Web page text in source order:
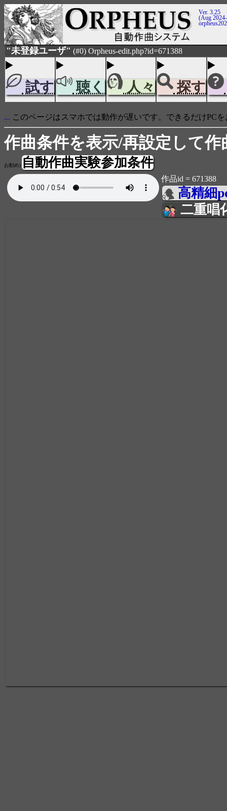
Ver. 3.25
(Aug
"未登録ユーザ" (#0) Orpheus-edit.php?id=671388
試す 聴く 人々 探す
... このページはスマホでは動作が遅いです。できるだけPC
作曲条件を表示/再設定して作
お勧め)自動作曲実験参加条件
作品id = 671388
高精細
二重唱